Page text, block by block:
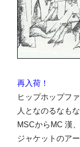
再入荷！
ヒップホップフ
人となのるなも
MSCからMC 漢
ジャケットのア